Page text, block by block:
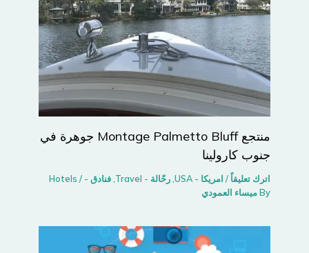
منتجع Montage Palmetto Bluff جوهرة في
جنوب كارولينا
اترك تعليقاً / امريكا - USA ,رحّالة - Travel ,فنادق - Hotels/
By ميساء العمودي